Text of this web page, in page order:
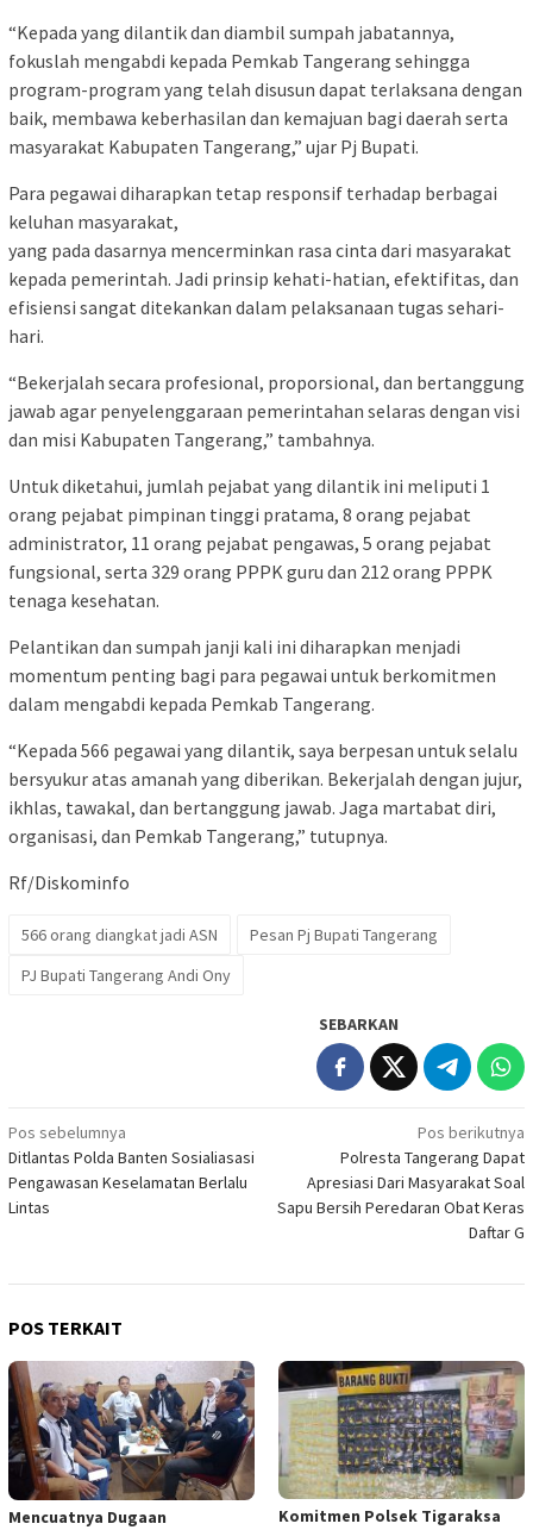
“Kepada yang dilantik dan diambil sumpah jabatannya,
fokuslah mengabdi kepada Pemkab Tangerang sehingga
program-program yang telah disusun dapat terlaksana dengan
baik, membawa keberhasilan dan kemajuan bagi daerah serta
masyarakat Kabupaten Tangerang,” ujar Pj Bupati.
Para pegawai diharapkan tetap responsif terhadap berbagai
keluhan masyarakat,
yang pada dasarnya mencerminkan rasa cinta dari masyarakat
kepada pemerintah. Jadi prinsip kehati-hatian, efektifitas, dan
efisiensi sangat ditekankan dalam pelaksanaan tugas sehari-
hari.
“Bekerjalah secara profesional, proporsional, dan bertanggung
jawab agar penyelenggaraan pemerintahan selaras dengan visi
dan misi Kabupaten Tangerang,” tambahnya.
Untuk diketahui, jumlah pejabat yang dilantik ini meliputi 1
orang pejabat pimpinan tinggi pratama, 8 orang pejabat
administrator, 11 orang pejabat pengawas, 5 orang pejabat
fungsional, serta 329 orang PPPK guru dan 212 orang PPPK
tenaga kesehatan.
Pelantikan dan sumpah janji kali ini diharapkan menjadi
momentum penting bagi para pegawai untuk berkomitmen
dalam mengabdi kepada Pemkab Tangerang.
“Kepada 566 pegawai yang dilantik, saya berpesan untuk selalu
bersyukur atas amanah yang diberikan. Bekerjalah dengan jujur,
ikhlas, tawakal, dan bertanggung jawab. Jaga martabat diri,
organisasi, dan Pemkab Tangerang,” tutupnya.
Rf/Diskominfo
566 orang diangkat jadi ASN
Pesan Pj Bupati Tangerang
PJ Bupati Tangerang Andi Ony
SEBARKAN
Navigasi
pos
Pos sebelumnya
Ditlantas Polda Banten Sosialiasasi
Pengawasan Keselamatan Berlalu
Lintas
Pos berikutnya
Polresta Tangerang Dapat
Apresiasi Dari Masyarakat Soal
Sapu Bersih Peredaran Obat Keras
Daftar G
POS TERKAIT
Mencuatnya Dugaan
Komitmen Polsek Tigaraksa